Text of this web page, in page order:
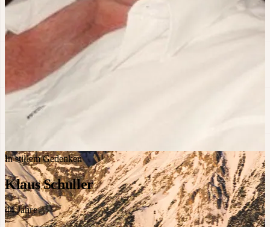
In stillem Gedenken
Klaus Schuller
44Jahre